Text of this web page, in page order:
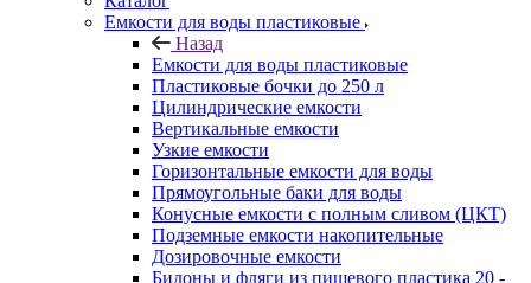
Емкости для воды пластиковые
Назад
Емкости для воды пластиковые
Пластиковые бочки до 250 л
Цилиндрические емкости
Вертикальные емкости
Узкие емкости
Горизонтальные емкости для воды
Прямоугольные баки для воды
Конусные емкости с полным сливом (ЦКТ)
Подземные емкости накопительные
Дозировочные емкости
Бидоны и фляги из пищевого пластика 20 -